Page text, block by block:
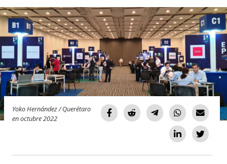
Yoko Hernández / Querétaro
en octubre 2022